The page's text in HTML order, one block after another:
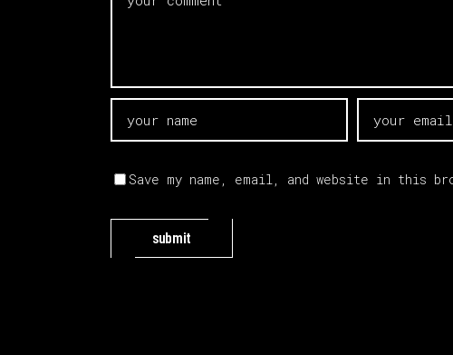
Save my name, email, and website in this
submit